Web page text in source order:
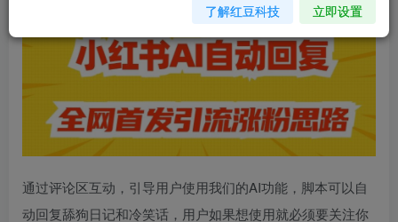
通过评论区互动，引导用户使用我们的AI功能，脚本可以自
动回复舔狗日记和冷笑话，用户如果想使用就必须要关注你
了解红豆科技 立即设置